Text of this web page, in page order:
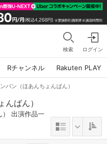
検索 ログイン
Rチャンネル Rakuten PLAY
バン（ほあんちょんばん）
ばん）
） 出演作品一